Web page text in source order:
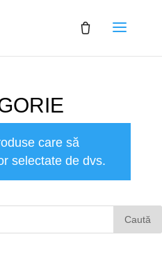
care să
selectate de dvs.